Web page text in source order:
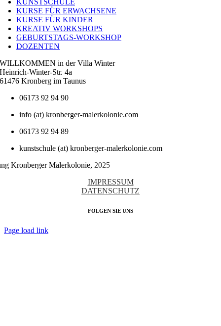
KUNSTSCHULE
KURSE FÜR ERWACHSENE
KURSE FÜR KINDER
KREATIV WORKSHOPS
GEBURTSTAGS-WORKSHOP
DOZENTEN
WILLKOMMEN in der Villa Winter
Heinrich-Winter-Str. 4a
61476 Kronberg im Taunus
06173 92 94 90
info (at) kronberger-malerkolonie.com
06173 92 94 89
kunstschule (at) kronberger-malerkolonie.com
Kronberger Malerkolonie, 2025
IMPRESSUM
DATENSCHUTZ
FOLGEN SIE UNS
Page load link